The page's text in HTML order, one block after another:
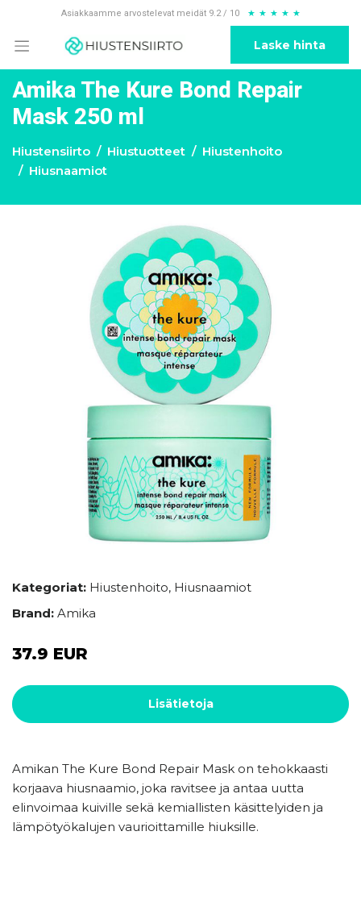
Asiakkaamme arvostelevat meidät 9.2 / 10 ★ ★ ★ ★ ★
Laske hinta
Amika The Kure Bond Repair
Mask 250 ml
Hiustensiirto Hiustuotteet
Hiustenhoito
Hiusnaamiot
Kategoriat: Hiustenhoito, Hiusnaamiot
Brand: Amika
37.9 EUR
Lisätietoja
Amikan The Kure Bond Repair Mask on tehokkaasti
korjaava hiusnaamio, joka ravitsee ja antaa uutta
elinvoimaa kuiville sekä kemiallisten käsittelyiden ja
lämpötyökalujen vaurioittamille hiuksille.